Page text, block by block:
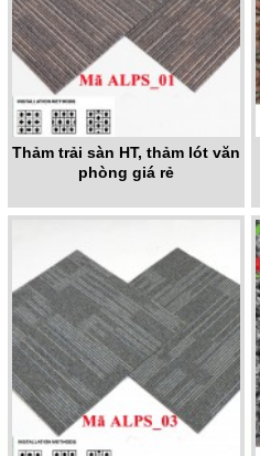
Thảm trải sàn HT, thảm lót văn
phòng giá rẻ